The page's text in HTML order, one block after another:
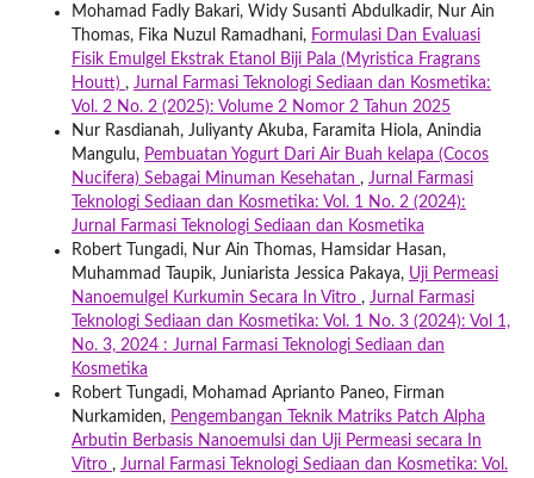
Mohamad Fadly Bakari, Widy Susanti Abdulkadir, Nur Ain
Thomas, Fika Nuzul Ramadhani, Formulasi Dan Evaluasi
Fisik Emulgel Ekstrak Etanol Biji Pala (Myristica Fragrans
Houtt) , Jurnal Farmasi Teknologi Sediaan dan Kosmetika:
Vol. 2 No. 2 (2025): Volume 2 Nomor 2 Tahun 2025
Nur Rasdianah, Juliyanty Akuba, Faramita Hiola, Anindia
Mangulu, Pembuatan Yogurt Dari Air Buah kelapa (Cocos
Nucifera) Sebagai Minuman Kesehatan , Jurnal Farmasi
Teknologi Sediaan dan Kosmetika: Vol. 1 No. 2 (2024):
Jurnal Farmasi Teknologi Sediaan dan Kosmetika
Robert Tungadi, Nur Ain Thomas, Hamsidar Hasan,
Muhammad Taupik, Juniarista Jessica Pakaya, Uji Permeasi
Nanoemulgel Kurkumin Secara In Vitro , Jurnal Farmasi
Teknologi Sediaan dan Kosmetika: Vol. 1 No. 3 (2024): Vol 1,
No. 3, 2024 : Jurnal Farmasi Teknologi Sediaan dan
Kosmetika
Robert Tungadi, Mohamad Aprianto Paneo, Firman
Nurkamiden, Pengembangan Teknik Matriks Patch Alpha
Arbutin Berbasis Nanoemulsi dan Uji Permeasi secara In
Vitro , Jurnal Farmasi Teknologi Sediaan dan Kosmetika: Vol.